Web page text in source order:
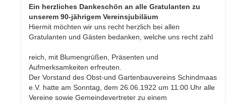
Ein herzliches Dankeschön an alle Gratulanten zu
unserem 90-jährigem Vereinsjubiläum
Hiermit möchten wir uns recht herzlich bei allen
Gratulanten und Gästen bedanken, welche uns recht zahl
reich, mit Blumengrüßen, Präsenten und
Aufmerksamkeiten erfreuten.
Der Vorstand des Obst-und Gartenbauvereins Schindmaas
e.V. hatte am Sonntag, dem 26.06.1922 um 11:00 Uhr alle
Vereine sowie Gemeindevertreter zu einem